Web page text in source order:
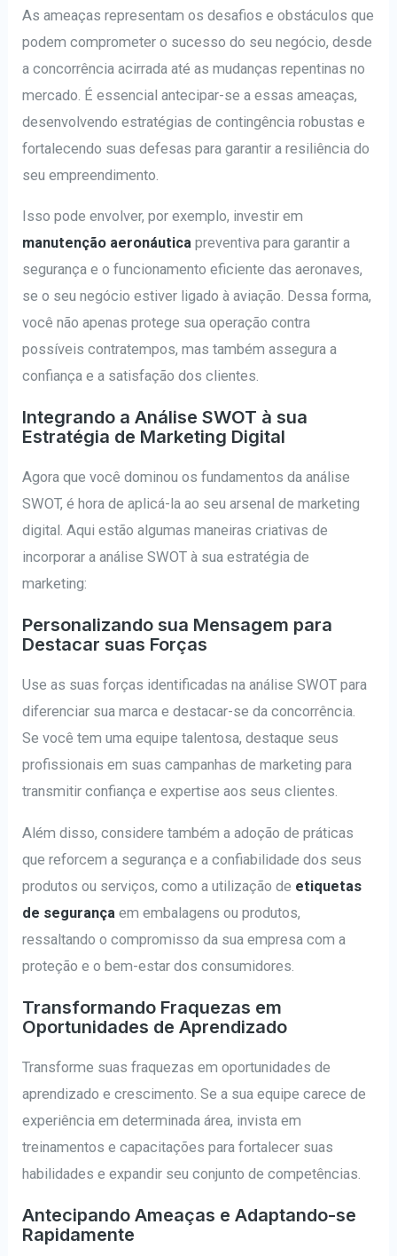
As ameaças representam os desafios e obstáculos que
podem comprometer o sucesso do seu negócio, desde
a concorrência acirrada até as mudanças repentinas no
mercado. É essencial antecipar-se a essas ameaças,
desenvolvendo estratégias de contingência robustas e
fortalecendo suas defesas para garantir a resiliência do
seu empreendimento.
Isso pode envolver, por exemplo, investir em
manutenção aeronáutica preventiva para garantir a
segurança e o funcionamento eficiente das aeronaves,
se o seu negócio estiver ligado à aviação. Dessa forma,
você não apenas protege sua operação contra
possíveis contratempos, mas também assegura a
confiança e a satisfação dos clientes.
Integrando a Análise SWOT à sua
Estratégia de Marketing Digital
Agora que você dominou os fundamentos da análise
SWOT, é hora de aplicá-la ao seu arsenal de marketing
digital. Aqui estão algumas maneiras criativas de
incorporar a análise SWOT à sua estratégia de
marketing:
Personalizando sua Mensagem para
Destacar suas Forças
Use as suas forças identificadas na análise SWOT para
diferenciar sua marca e destacar-se da concorrência.
Se você tem uma equipe talentosa, destaque seus
profissionais em suas campanhas de marketing para
transmitir confiança e expertise aos seus clientes.
Além disso, considere também a adoção de práticas
que reforcem a segurança e a confiabilidade dos seus
produtos ou serviços, como a utilização de etiquetas
de segurança em embalagens ou produtos,
ressaltando o compromisso da sua empresa com a
proteção e o bem-estar dos consumidores.
Transformando Fraquezas em
Oportunidades de Aprendizado
Transforme suas fraquezas em oportunidades de
aprendizado e crescimento. Se a sua equipe carece de
experiência em determinada área, invista em
treinamentos e capacitações para fortalecer suas
habilidades e expandir seu conjunto de competências.
Antecipando Ameaças e Adaptando-se
Rapidamente